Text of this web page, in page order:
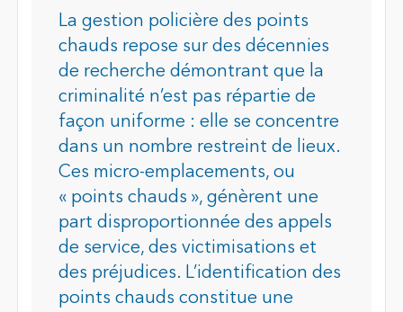
La gestion policière des points
chauds repose sur des décennies
de recherche démontrant que la
criminalité n’est pas répartie de
façon uniforme : elle se concentre
dans un nombre restreint de lieux.
Ces micro-emplacements, ou
« points chauds », génèrent une
part disproportionnée des appels
de service, des victimisations et
des préjudices. L’identification des
points chauds constitue une